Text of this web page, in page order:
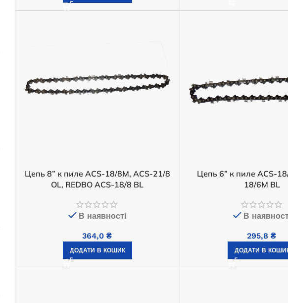
Немає в наявності
23 660,0₴
ЧИТАТИ ДАЛІ
Генератор дизельный Edon
750 750,1 ₴
ДОДАТИ В КОШИК
Цепь 8” к пиле ACS-18/8M, ACS-21/8
OL, REDBO ACS-18/8 BL
В наявності
364,0 ₴
ДОДАТИ В КОШИК
Цепь 6” к пиле ACS-
18/6M BL
В
295,8₴
ДОДАТИ В